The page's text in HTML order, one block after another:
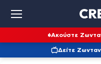
Ακούστε
Δείτε